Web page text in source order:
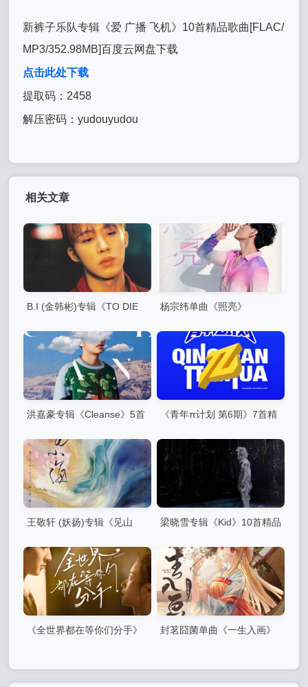
新裤子乐队专辑《爱 广播 飞机》10首精品歌曲[FLAC/
MP3/352.98MB]百度云网盘下载
点击此处下载
提取码：2458
解压密码：yudouyudou
相关文章
B.I (金韩彬)专辑《TO DIE
FOR》9首精品歌曲
杨宗纬单曲《照亮》
洪嘉豪专辑《Cleanse》5首
精品歌曲
《青年π计划 第6期》7首精
品歌曲
王敬轩 (妖扬)专辑《见山
海》4首精品歌曲
梁晓雪专辑《Kid》10首精品
歌曲
《全世界都在等你们分手》
封茗囧菌单曲《一生入画》